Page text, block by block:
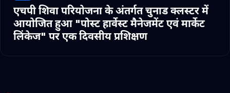
एचपी शिवा परियोजना के अंतर्गत चुनाड क्लस्टर में
आयोजित हुआ "पोस्ट हार्वेस्ट मैनेजमेंट एवं मार्केट
लिंकेज" पर एक दिवसीय प्रशिक्षण